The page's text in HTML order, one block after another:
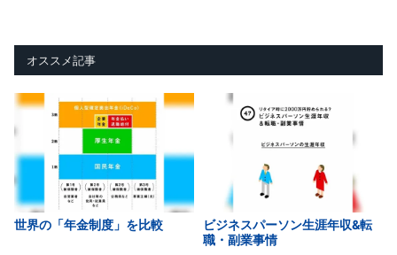
オススメ記事
世界の「年金制度」を比較
ビジネスパーソン生涯年収&転
職・副業事情